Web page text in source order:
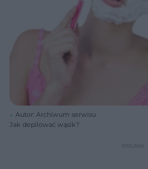
Autor: Archiwum serwisu
Jak depilować wąsik?